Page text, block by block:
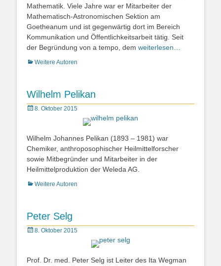
Mathematik. Viele Jahre war er Mitarbeiter der
Mathematisch-Astronomischen Sektion am
Goetheanum und ist gegenwärtig dort im Bereich
Kommunikation und Öffentlichkeitsarbeit tätig. Seit
der Begründung von a tempo, dem weiterlesen…
Kategorien
Weitere Autoren
Wilhelm Pelikan
Posted
8. Oktober 2015
Wilhelm Johannes Pelikan (1893 – 1981) war
Chemiker, anthroposophischer Heilmittelforscher
sowie Mitbegründer und Mitarbeiter in der
Heilmittelproduktion der Weleda AG.
Kategorien
Weitere Autoren
Peter Selg
Posted
8. Oktober 2015
Prof. Dr. med. Peter Selg ist Leiter des Ita Wegman